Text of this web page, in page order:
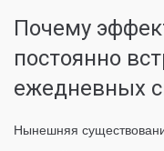
Почему
постоянно
ежедневных
Нынешняя